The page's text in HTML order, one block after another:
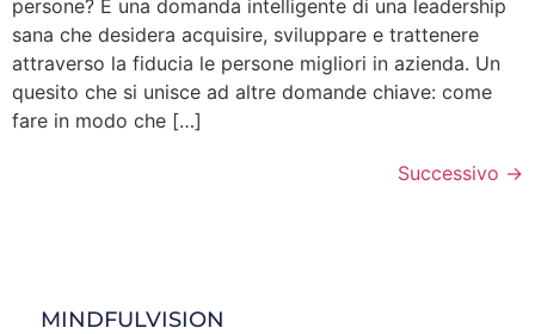
persone? È una domanda intelligente di una leadership
sana che desidera acquisire, sviluppare e trattenere
attraverso la fiducia le persone migliori in azienda. Un
quesito che si unisce ad altre domande chiave: come
fare in modo che […]
Successivo →
MINDFULVISION